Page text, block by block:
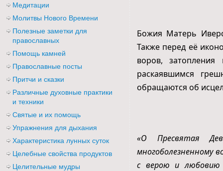
Божия Матерь
Также перед её
воров,
раскаявшимся
обращаются об
«О Пресвятая
многоболезненному
с верою и любовию
Медитации
Молитвы Нового Времени
Полезные заметки для
православных
Помощь камней
Православные посты
Притчи и сказки
Различные духовные практики
и техники
Святые и их помощь
Упражнения для дыхания
Характеристика лунных суток
Целебные свойства продуктов
Целительные мудры